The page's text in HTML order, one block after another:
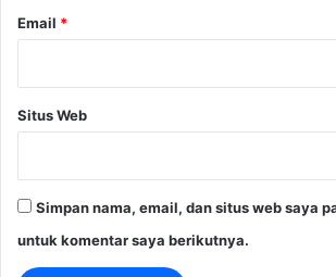
Email *
Situs Web
Simpan nama, email, dan situs web saya
untuk komentar saya berikutnya.